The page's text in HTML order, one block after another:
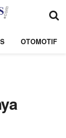
OTOMOTIF